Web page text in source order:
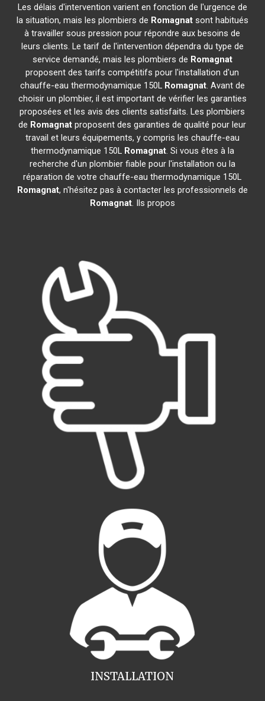
Les délais d'intervention varient en fonction de l'urgence de
la situation, mais les plombiers de Romagnatsont habitués
à travailler sous pression pour répondre aux besoins de
leurs clients. Le tarif de l'intervention dépendra du type de
service demandé, mais les plombiers de Romagnat
proposent des tarifs compétitifs pour l'installation d'un
chauffe-eau thermodynamique 150L Romagnat. Avant de
choisir un plombier, il est important de vérifier les garanties
proposées et les avis des clients satisfaits. Les plombiers
de Romagnat proposent des garanties de qualité pour leur
travail et leurs équipements, y compris les chauffe-eau
thermodynamique 150L Romagnat. Si vous êtes à la
recherche d'un plombier fiable pour l'installation ou la
réparation de votre chauffe-eau thermodynamique 150L
Romagnat, n'hésitez pas à contacter les professionnels de
Romagnat. Ils propos
INSTALLATION